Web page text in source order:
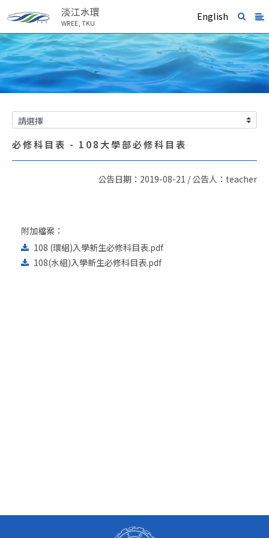
淡江水環
WREE, TKU
English
必修科目表 - 108大學部必修科目表
公告日期：2019-08-21 / 公告人：teacher
附加檔案：
108 (環組)入學新生必修科目表.pdf
108(水組)入學新生必修科目表.pdf